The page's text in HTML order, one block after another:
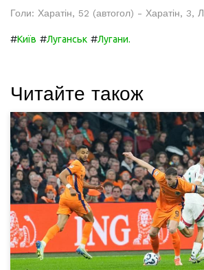
Голи: Харатін, 52 (автогол) - Харатін, 3,
#Київ #Луганськ #Лугани.
Читайте також